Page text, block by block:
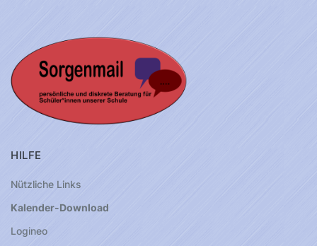
HILFE
Nützliche Links
Kalender-Download
Logineo